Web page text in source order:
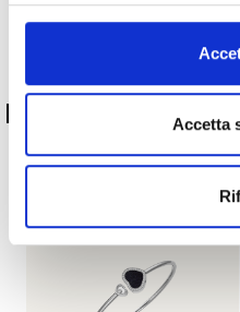
Accetta
Pietre preziose
La nostra